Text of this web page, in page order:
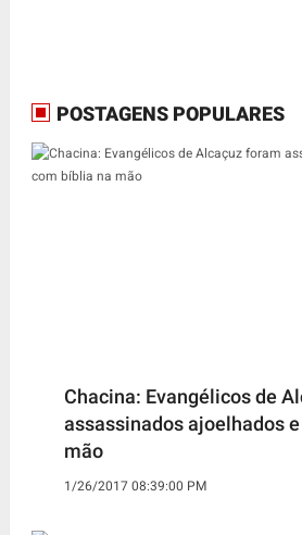
POSTAGENS POPULARES
Chacina: Evangélicos de
assassinados ajoelhados
mão
1/26/2017 08:39:00 PM